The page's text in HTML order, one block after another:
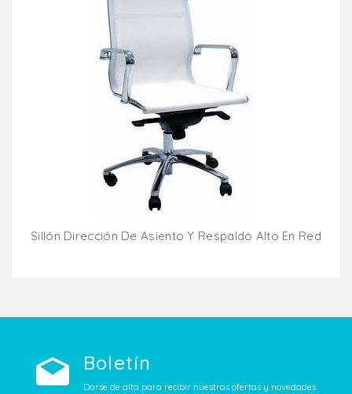
Sillón Dirección De Asiento Y Respaldo Alto En Red
Boletín
Darse de alta para recibir nuestras ofertas y novedades